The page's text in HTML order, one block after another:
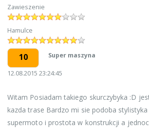
Zawieszenie
Hamulce
10 Super maszyna
12.08.2015 23:24:45
Witam Posiadam takiego skurczybyka :D
kazda trase Bardzo mi sie podoba
supermoto i prostota w konstrukcji a